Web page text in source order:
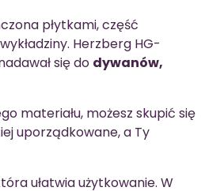
płytkami, część
Herzberg HG-
się do dywanów,
materiału, możesz skupić się
uporządkowane, a Ty
ułatwia użytkowanie. W